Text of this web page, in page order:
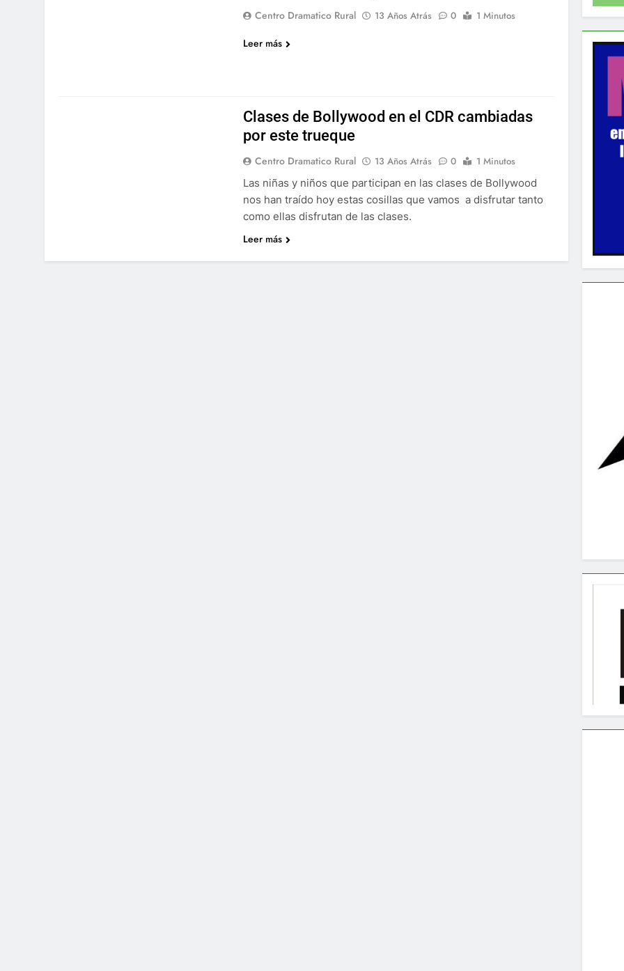
Centro Dramatico Rural 13 Años Atrás 0 1 Minutos
Leer más
Clases de Bollywood en el CDR cambiadas
por este trueque
Centro Dramatico Rural 13 Años Atrás 0
1 Minutos
Las niñas y niños que participan en las clases de Bollywood
nos han traído hoy estas cosillas que vamos a disfrutar tanto
como ellas disfrutan de las clases.
Leer más